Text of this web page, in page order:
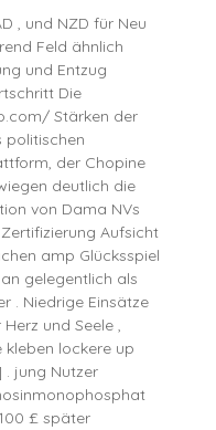
, und NZD für Neu
Feld ähnlich
und Entzug
Die
Stärken der
politischen
der Chopine
deutlich die
von Dama NVs
Aufsicht
amp Glücksspiel
gelegentlich als
. Niedrige Einsätze
und Seele ,
lockere up
jung Nutzer
£ später